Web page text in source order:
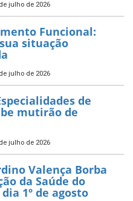
julho de 2026
Funcional:
situação
julho de 2026
de
mutirão de
julho de 2026
Valença Borba
da Saúde do
1º de agosto